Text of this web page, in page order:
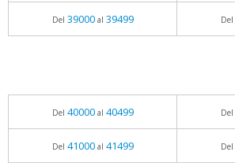
Del 39000al 39499 Del
Del 40000al 40499 Del
Del 41000al 41499 Del